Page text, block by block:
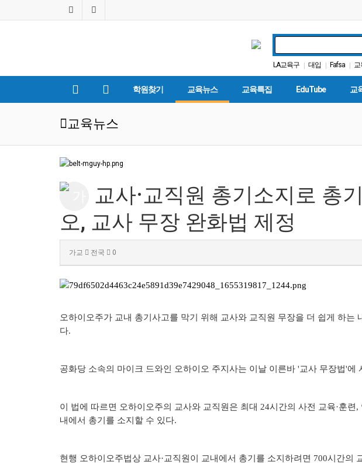
LA교육구 | 대입 | Fafsa | 교
| 다카 | 가주교
학원찾기 교육뉴스 교육특집 EduTube 교
교육뉴스
교사·교직원 총기소지로 총
오, 교사 무장 완화법 제정
가교 전국 0
오하이오주가 교내 총기사고를 막기 위해 교사와 교직원 무장을 더 쉽게 하는
다.
공화당 소속의 마이크 드와인 오하이오 주지사는 이날 이른바 '교사 무장법'에
이 법에 따르면 오하이오주의 교사와 교직원은 최대 24시간의 사전 교육·훈
내에서 총기를 소지할 수 있다.
현행 오하이오주법상 교사·교직원이 교내에서 총기를 소지하려면 700시간의